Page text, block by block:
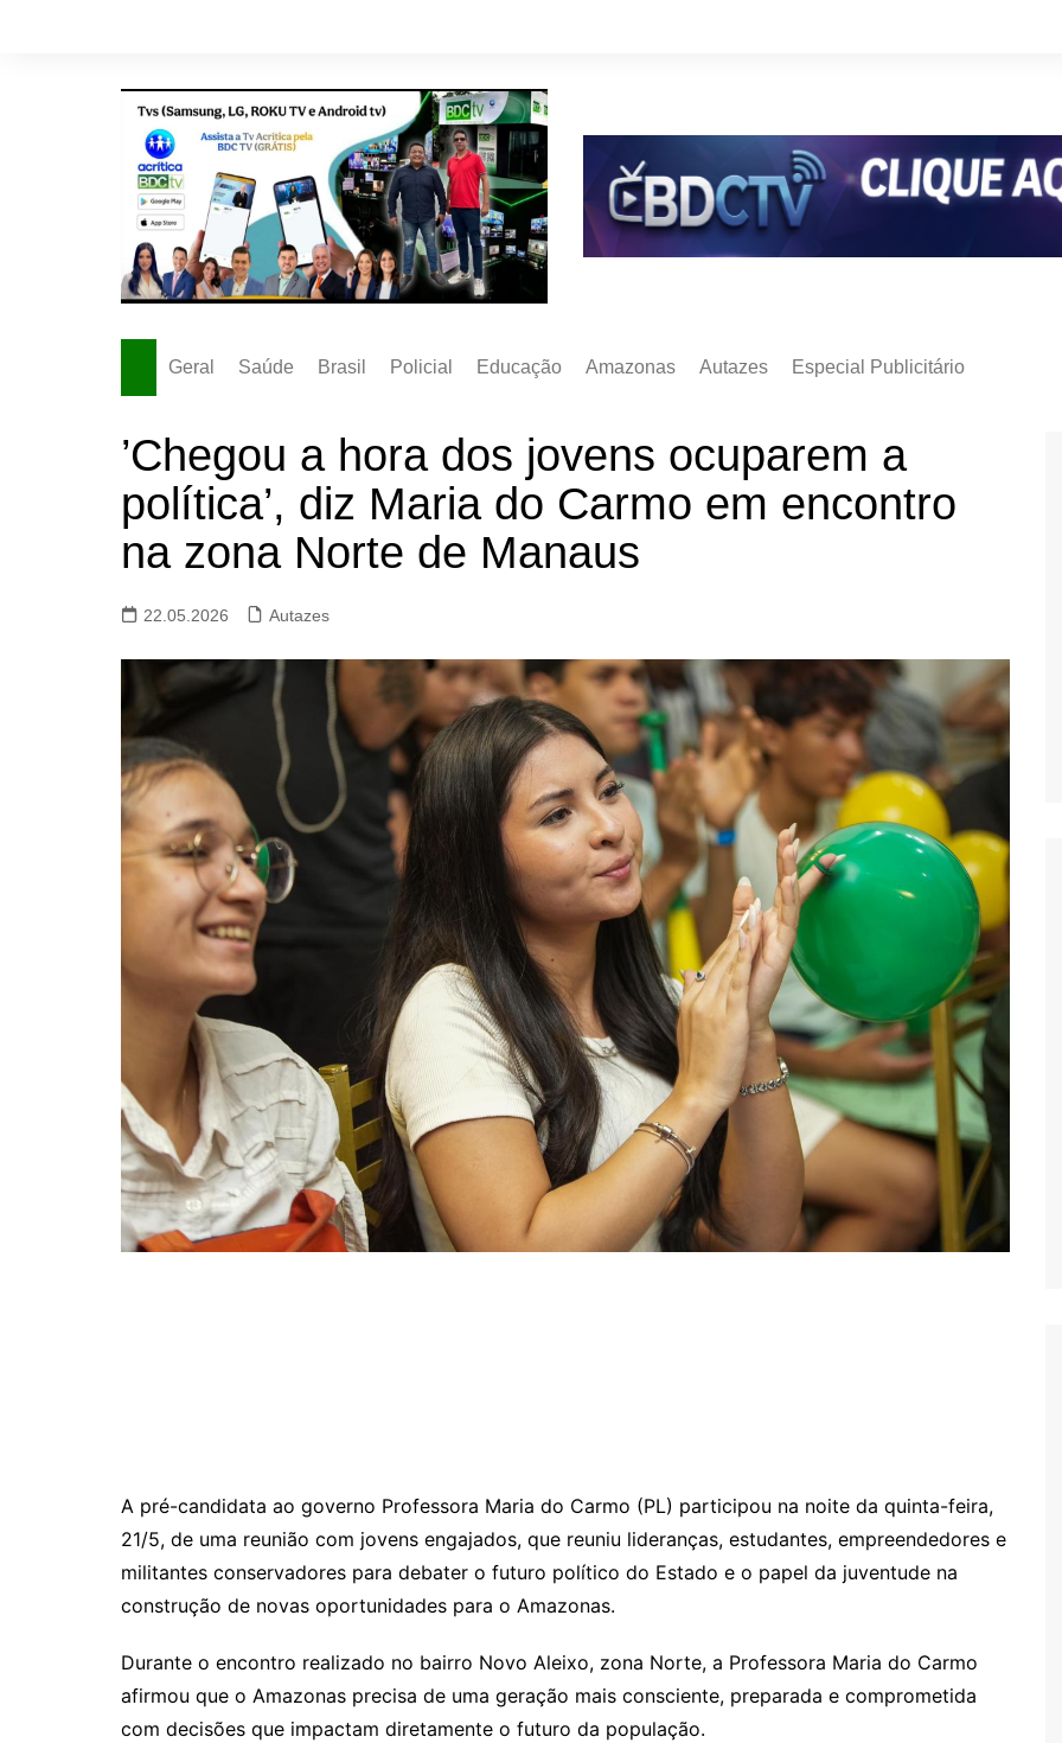
Geral Saúde Brasil Policial Educação Amazonas Autazes Especial Publicitário
’Chegou a hora dos jovens ocuparem a
política’, diz Maria do Carmo em encontro
na zona Norte de Manaus
22.05.2026 Autazes
A pré-candidata ao governo Professora Maria do Carmo (PL) participou na noite da quinta-feira,
21/5, de uma reunião com jovens engajados, que reuniu lideranças, estudantes, empreendedores e
militantes conservadores para debater o futuro político do Estado e o papel da juventude na
construção de novas oportunidades para o Amazonas.
Durante o encontro realizado no bairro Novo Aleixo, zona Norte, a Professora Maria do Carmo
afirmou que o Amazonas precisa de uma geração mais consciente, preparada e comprometida
com decisões que impactam diretamente o futuro da população.